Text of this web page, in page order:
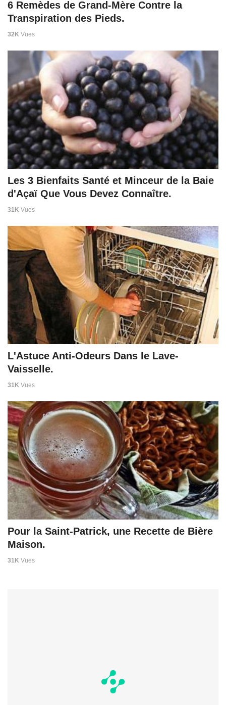
6 Remèdes de Grand-Mère Contre la
Transpiration des Pieds.
32K Vues
Les 3 Bienfaits Santé et Minceur de la Baie
d'Açaï Que Vous Devez Connaître.
31K Vues
L'Astuce Anti-Odeurs Dans le Lave-
Vaisselle.
31K Vues
Pour la Saint-Patrick, une Recette de Bière
Maison.
31K Vues